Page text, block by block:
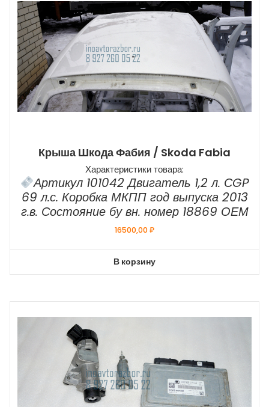
Крыша Шкода Фабия / Skoda Fabia
Характеристики товара:
Артикул 101042 Двигатель 1,2 л. СGP
69 л.с. Коробка МКПП год выпуска 2013
г.в. Состояние бу вн. номер 18869 ОЕМ
16500,00₽
В корзину